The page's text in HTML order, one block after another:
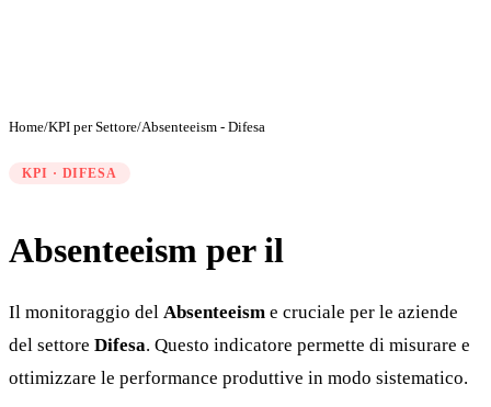
Home/KPI per Settore/Absenteeism - Difesa
KPI · DIFESA
Absenteeism per il
Il monitoraggio del Absenteeism e cruciale per le aziende
del settore Difesa. Questo indicatore permette di misurare e
ottimizzare le performance produttive in modo sistematico.